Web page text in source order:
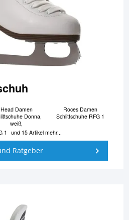
Head Damen
Donna,
weiß,
Roces Damen
Schlittschuhe RFG 1
1 und 15 Artikel mehr...
Ratgeber